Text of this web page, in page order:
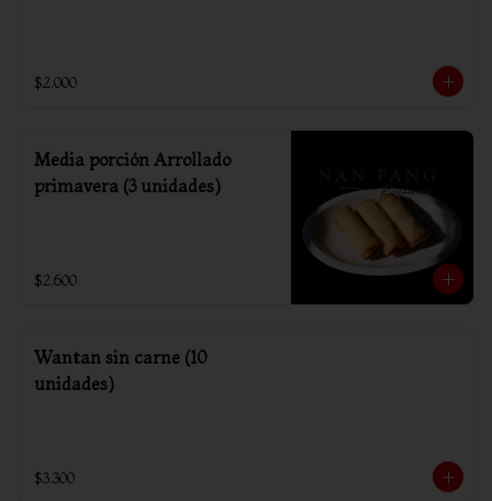
$2.000
Media porción Arrollado
primavera (3 unidades)
$2.600
Wantan sin carne (10
unidades)
$3.300